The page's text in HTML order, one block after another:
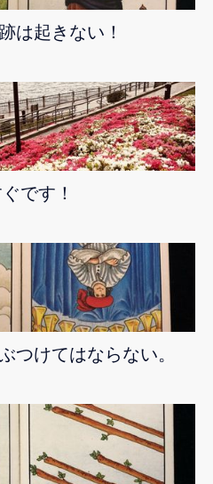
は起きない！
です！
つけてはならない。